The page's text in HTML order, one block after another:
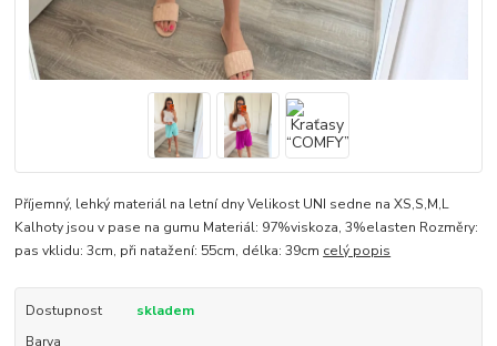
Příjemný, lehký materiál na letní dny Velikost UNI sedne na XS,S,M,L
Kalhoty jsou v pase na gumu Materiál: 97%viskoza, 3%elasten Rozměry:
pas vklidu: 3cm, při natažení: 55cm, délka: 39cm celý popis
Dostupnost
skladem
Barva